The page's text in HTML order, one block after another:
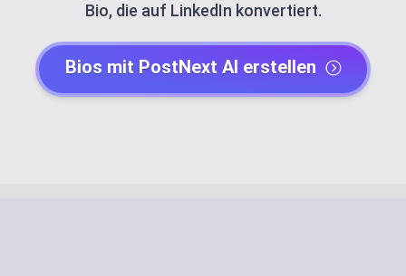
Bio, die auf LinkedIn konvertiert.
Bios mit PostNext AI erstellen